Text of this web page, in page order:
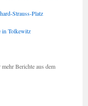
Strauss-Platz
in Tolkewitz
Berichte aus dem